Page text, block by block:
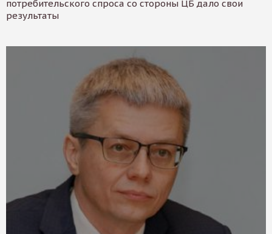
потребительского спроса со стороны ЦБ дало свои
результаты